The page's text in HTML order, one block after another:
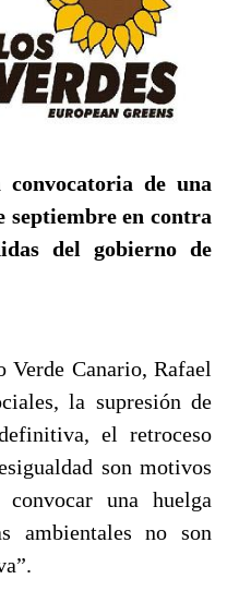
de una
septiembre en contra
del gobierno de
Verde Canario, Rafael
la supresión de
el retroceso
son motivos
una huelga
ambientales no son